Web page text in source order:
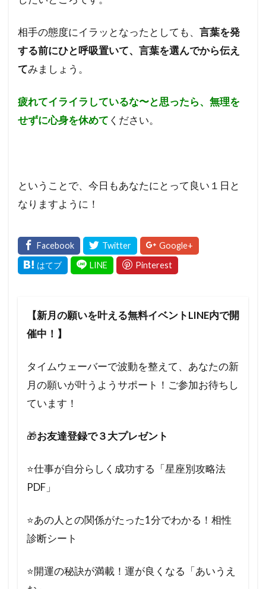
相手の態度にイラッとなったとしても、 言葉を発
する前にひと呼吸置いて、言葉を選んでから伝え
てみましょう。
疲れてイライラしているな〜と思ったら、無理を
せずに心身を休めて ください。
ということで、今日もあなたにとって良い１日と
なりますように！
【新月の願いを叶える無料イベントLINE内で開
催中！】
タイムウェーバーで波動を整えて、あなたの新
月の願いが叶うようサポート！ご参加お待ちし
ています！
🎁お友達登録で３大プレゼント
⭐️仕事が自分らしく成功する「星座別攻略法
PDF」
⭐️あの人との関係がたった1分でわかる！相性
診断シート
⭐️開運の秘訣が満載！運が良くなる「あいうえ